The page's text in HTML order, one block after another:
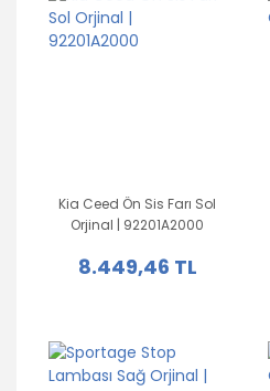
Kia Ceed Ön Sis Farı Sol
Orjinal | 92201A2000
8.449,46 TL